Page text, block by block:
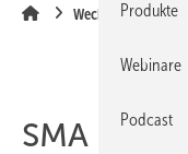
Wechselrichter
SMA
Produkte
Webinare
Podcast